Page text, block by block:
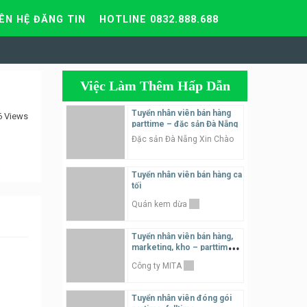
HỆ ĐĂNG TIN HOTLINE 0832.888.688
Views
Việc Làm Thêm Hấp Dẫn
Tuyển nhân viên bán hàng
parttime – đặc sản Đà Nẵng
Đặc sản Đà Nẵng Xin Chào
Tuyển nhân viên bán hàng ca
tối
Quán kem dừa
Tuyển nhân viên bán hàng,
marketing, kho – parttime,
Công ty MITA
Tuyển nhân viên đóng gói